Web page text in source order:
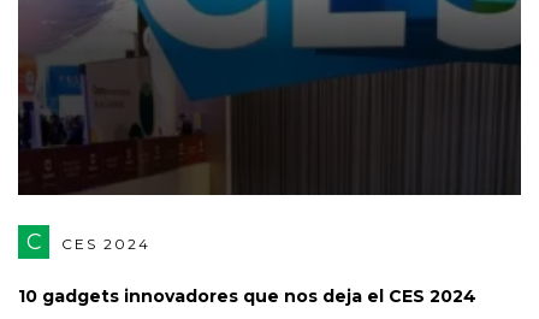
C CES 2024
10 gadgets innovadores que nos deja el CES 2024